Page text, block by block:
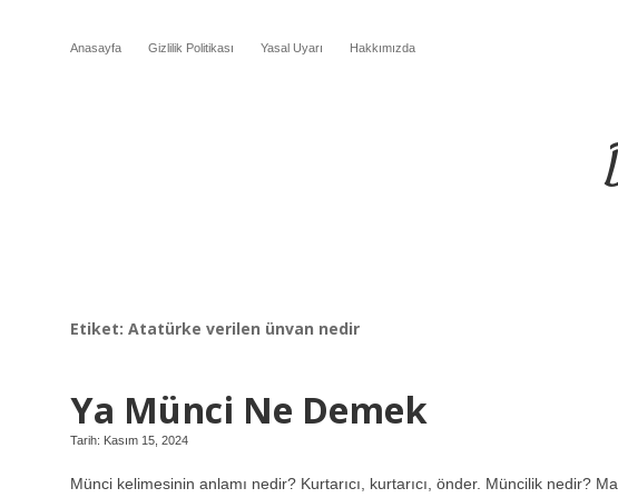
Anasayfa Gizlilik Politikası Yasal Uyarı Hakkımızda
Etiket: Atatürke verilen ünvan nedir
Ya Münci Ne Demek
Tarih: Kasım 15, 2024
Münci kelimesinin anlamı nedir? Kurtarıcı, kurtarıcı, önder. Müncilik nedir?